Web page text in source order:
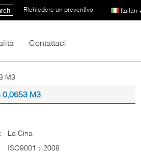
Italian
Richiedere un preventivo |
Contattaci
M3
M3
La Cina
ISO9001：2008